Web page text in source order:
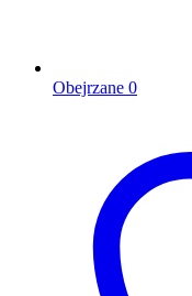
Obejrzane 0